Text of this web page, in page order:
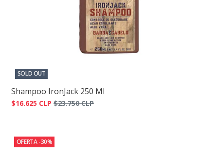
SOLD OUT
Shampoo IronJack 250 Ml
$16.625 CLP $23.750 CLP
OFERTA -30%